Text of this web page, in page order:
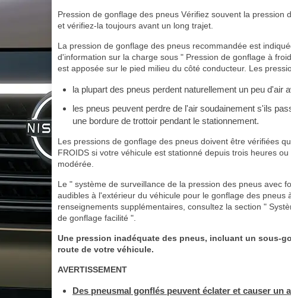
Pression de gonflage des pneus Vérifiez souvent la
et vérifiez-la toujours avant un long trajet.
La pression de gonflage des pneus recommandée est
d'information sur la charge sous " Pression de gonflage à
est apposée sur le pied milieu du côté conducteur. Les
la plupart des pneus perdent naturellement un peu d'air
les pneus peuvent perdre de l'air soudainement s'ils
une bordure de trottoir pendant le stationnement.
Les pressions de gonflage des pneus doivent être vérifiées
FROIDS si votre véhicule est stationné depuis trois heures
modérée.
Le " système de surveillance de la pression des pneus avec
audibles à l'extérieur du véhicule pour le gonflage des
renseignements supplémentaires, consultez la section "
de gonflage facilité ".
Une pression inadéquate des pneus, incluant un sous-
route de votre véhicule.
AVERTISSEMENT
Des pneusmal gonflés peuvent éclater et causer un